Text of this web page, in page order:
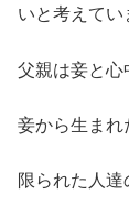
いと考えてい
父親は妾と心
妾から生まれ
限られた人達